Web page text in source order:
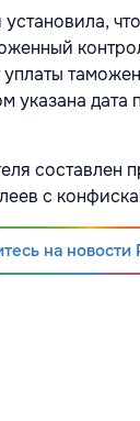
указана дата
составлен
с
на новости